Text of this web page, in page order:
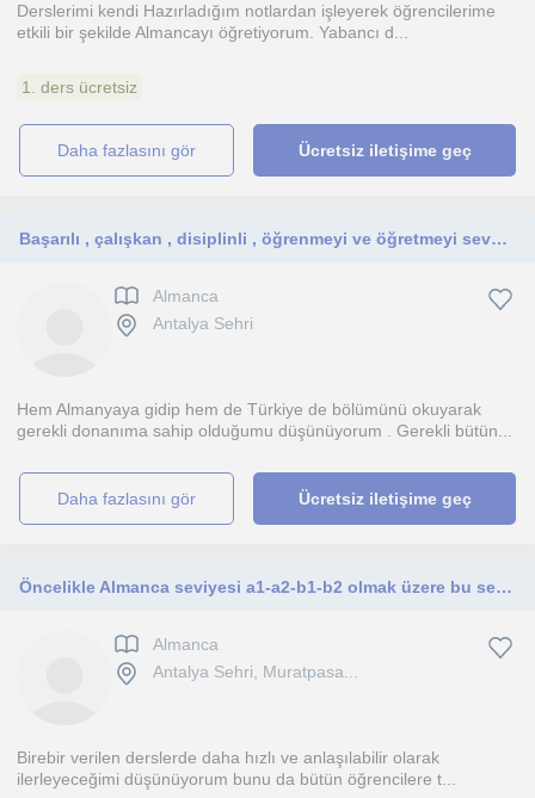
Derslerimi kendi Hazırladığım notlardan işleyerek öğrencilerime
etkili bir şekilde Almancayı öğretiyorum. Yabancı d...
1. ders ücretsiz
daha fazlasını gör Ücretsiz iletişime geç
Başarılı , çalışkan , disiplinli , öğrenmeyi ve öğretmeyi seven , neşeli
Almanca
Antalya Sehri
Hem Almanyaya gidip hem de Türkiye de bölümünü okuyarak
gerekli donanıma sahip olduğumu düşünüyorum . Gerekli bütün...
daha fazlasını gör Ücretsiz iletişime geç
Öncelikle Almanca seviyesi a1-a2-b1-b2 olmak üzere bu seviyelerde yaklaşık 10 yıldır ders veriyorum .
Almanca
Antalya Sehri, Muratpasa...
Birebir verilen derslerde daha hızlı ve anlaşılabilir olarak
ilerleyeceğimi düşünüyorum bunu da bütün öğrencilere t...